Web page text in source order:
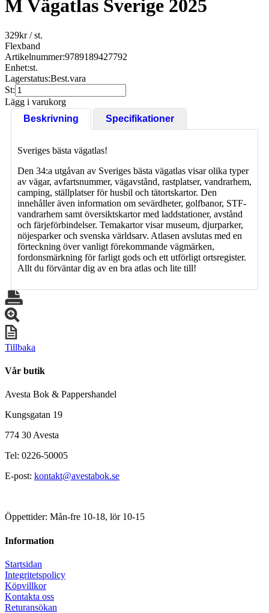
M Vägatlas Sverige 2025
329kr/ st.
Flexband
Artikelnummer:9789189427792
Enhet:st.
Lagerstatus:Best.vara
St:
Lägg i varukorg
Beskrivning
Specifikationer
Sveriges bästa vägatlas!
Den 34:a utgåvan av Sveriges bästa vägatlas visar olika typer
av vägar, avfartsnummer, vägavstånd, rastplatser, vandrarhem,
camping, ställplatser för husbil och tätortskartor. Den
innehåller även information om sevärdheter, golfbanor, STF-
vandrarhem samt översiktskartor med laddstationer, avstånd
och färjeförbindelser. Temakartor visar museum, djurparker,
nöjesparker och svenska världsarv. Atlasen avslutas med en
förteckning över vanligt förekommande vägmärken,
fordonsmärkning för farligt gods och ett utförligt ortsregister.
Allt du förväntar dig av en bra atlas och lite till!
Tillbaka
Vår butik
Avesta Bok & Pappershandel
Kungsgatan 19
774 30 Avesta
Tel: 0226-50005
E-post: kontakt@avestabok.se
Öppettider: Mån-fre 10-18, lör 10-15
Information
Startsidan
Integritetspolicy
Köpvillkor
Kontakta oss
Returansökan